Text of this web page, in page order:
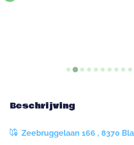
Beschrijving
Zeebruggelaan 166 , 8370